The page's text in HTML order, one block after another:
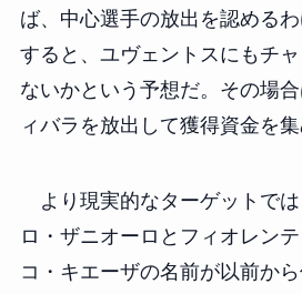
ば、中心選手の放出を認めるわ
すると、ユヴェントスにもチ
ないかという予想だ。その場
ィバラを放出して獲得資金を集
より現実的なターゲットでは
ロ・ザニオーロとフィオレン
コ・キエーザの名前が以前から